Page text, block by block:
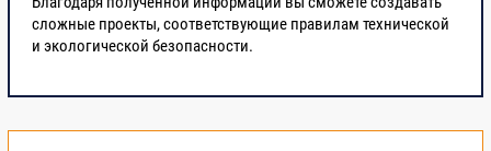
сложные проекты, соответствующие правилам технической
и экологической безопасности.